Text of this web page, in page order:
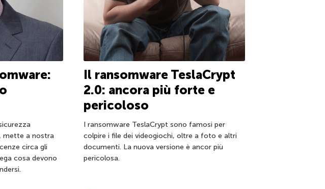
mette a nostra
circa gli
cosa devono
Il ransomware TeslaCrypt
2.0: ancora più forte e
pericoloso
I ransomware TeslaCrypt sono famosi per
colpire i file dei videogiochi, oltre a foto e altri
documenti. La nuova versione è ancor più
pericolosa.